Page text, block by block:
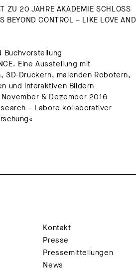
ZU 20 JAHRE AKADEMIE SCHLOSS
BEYOND CONTROL – LIKE LOVE AND
Buchvorstellung
Eine Ausstellung mit
3D-Druckern, malenden Robotern,
und interaktiven Bildern
& Dezember 2016
– Labore kollaborativer
Kontakt
Presse
Pressemitteilungen
News